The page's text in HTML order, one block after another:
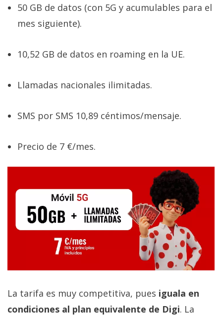
50 GB de datos (con 5G y acumulables para el
mes siguiente).
10,52 GB de datos en roaming en la UE.
Llamadas nacionales ilimitadas.
SMS por SMS 10,89 céntimos/mensaje.
Precio de 7 €/mes.
La tarifa es muy competitiva, pues iguala en
condiciones al plan equivalente de Digi. La